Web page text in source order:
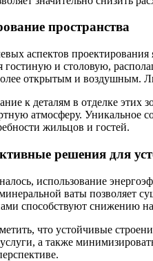
пространства
аспектов
гостиную и столовую,
открытым и воздушным.
к деталям в отделке этих
атмосферу. Уникальное
жильцов и гостей.
решения для
использование
ваты позволяет
способствуют снижению
что устойчивые
а также